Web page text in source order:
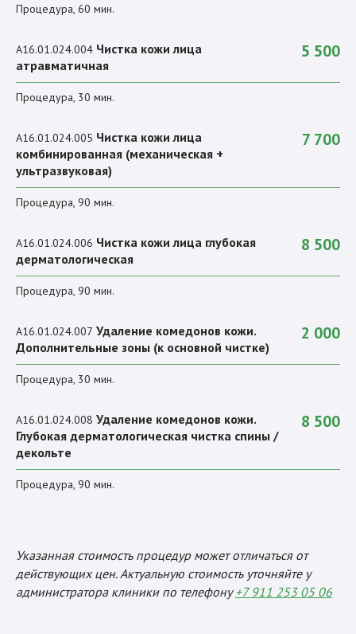
Процедура, 60 мин.
A16.01.024.004 Чистка кожи лица
атравматичная
5 500
Процедура, 30 мин.
A16.01.024.005 Чистка кожи лица
комбинированная (механическая +
ультразвуковая)
7 700
Процедура, 90 мин.
A16.01.024.006 Чистка кожи лица глубокая
дерматологическая
8 500
Процедура, 90 мин.
A16.01.024.007 Удаление комедонов кожи.
Дополнительные зоны (к основной чистке)
2 000
Процедура, 30 мин.
A16.01.024.008 Удаление комедонов кожи.
Глубокая дерматологическая чистка спины /
декольте
8 500
Процедура, 90 мин.
Указанная стоимость процедур может отличаться от
действующих цен. Актуальную стоимость уточняйте у
администратора клиники по телефону +7 911 253 05 06